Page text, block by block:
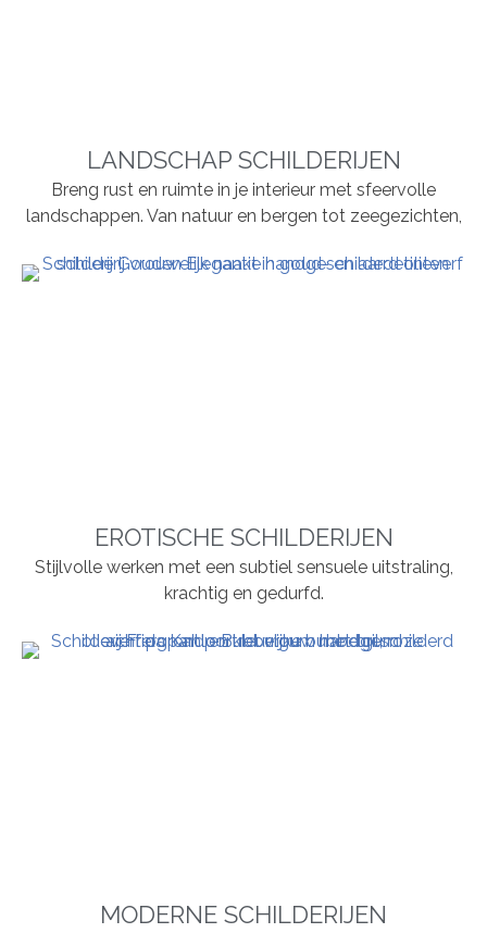
LANDSCHAP SCHILDERIJEN
Breng rust en ruimte in je interieur met sfeervolle
landschappen. Van natuur en bergen tot zeegezichten,
EROTISCHE SCHILDERIJEN
Stijlvolle werken met een subtiel sensuele uitstraling,
krachtig en gedurfd.
MODERNE SCHILDERIJEN